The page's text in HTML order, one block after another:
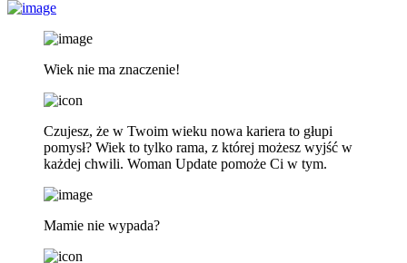
Wiek nie ma znaczenie!
Czujesz, że w Twoim wieku nowa kariera to głupi
pomysł? Wiek to tylko rama, z której możesz wyjść w
każdej chwili. Woman Update pomoże Ci w tym.
Mamie nie wypada?